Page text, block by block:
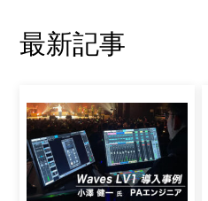
最新記事